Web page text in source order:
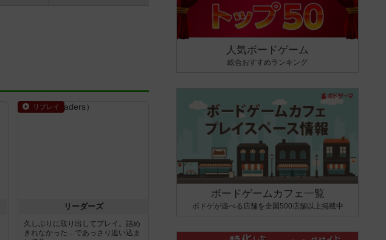
リプレイ
リーダーズ
久しぶりに取り出してプレイ。詰め
きれなかった…であっさり追い込ま
人気ボードゲーム
総合おすすめランキング
ボードゲームカフェ一覧
ボドゲが遊べる店舗を全国500店舗以上掲載中